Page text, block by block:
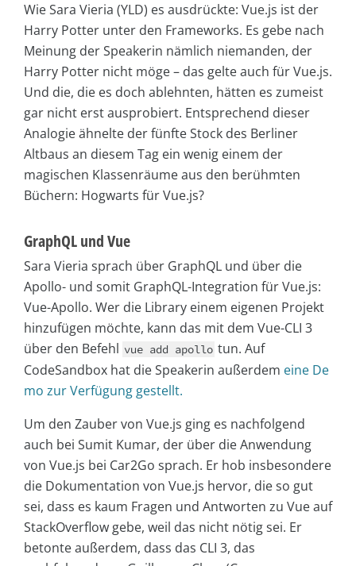
Wie Sara Vieria (YLD) es ausdrückte: Vue.js ist der
Harry Potter unter den Frameworks. Es gebe nach
Meinung der Speakerin nämlich niemanden, der
Harry Potter nicht möge – das gelte auch für Vue.js.
Und die, die es doch ablehnten, hätten es zumeist
gar nicht erst ausprobiert. Entsprechend dieser
Analogie ähnelte der fünfte Stock des Berliner
Altbaus an diesem Tag ein wenig einem der
magischen Klassenräume aus den berühmten
Büchern: Hogwarts für Vue.js?
GraphQL und Vue
Sara Vieria sprach über GraphQL und über die
Apollo- und somit GraphQL-Integration für Vue.js:
Vue-Apollo. Wer die Library einem eigenen Projekt
hinzufügen möchte, kann das mit dem Vue-CLI 3
über den Befehl vue add apollo tun. Auf
CodeSandbox hat die Speakerin außerdem eine De
mo zur Verfügung gestellt.
Um den Zauber von Vue.js ging es nachfolgend
auch bei Sumit Kumar, der über die Anwendung
von Vue.js bei Car2Go sprach. Er hob insbesondere
die Dokumentation von Vue.js hervor, die so gut
sei, dass es kaum Fragen und Antworten zu Vue auf
StackOverflow gebe, weil das nicht nötig sei. Er
betonte außerdem, dass das CLI 3, das